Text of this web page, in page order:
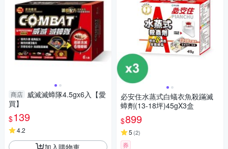
商店 威滅滅蟑隊4.5gx6入【愛
買】
$139
4.2
加入購物車
必安住水蒸式白蟻衣魚殺蹣滅
蟑劑(13-18坪)45gX3盒
$899
5 (2)
券